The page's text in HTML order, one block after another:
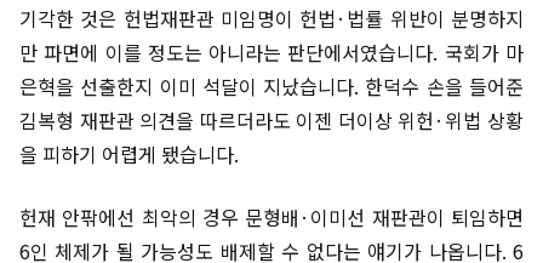
기각한 것은 헌법재판관 미임명이 헌법·법률 위반이 분명하지
만 파면에 이를 정도는 아니라는 판단에서였습니다. 국회가 마
은혁을 선출한지 이미 석달이 지났습니다. 한덕수 손을 들어준
김복형 재판관 의견을 따르더라도 이젠 더이상 위헌·위법 상황
을 피하기 어렵게 됐습니다.
헌재 안팎에선 최악의 경우 문형배·이미선 재판관이 퇴임하면
6인 체제가 될 가능성도 배제할 수 없다는 얘기가 나옵니다. 6